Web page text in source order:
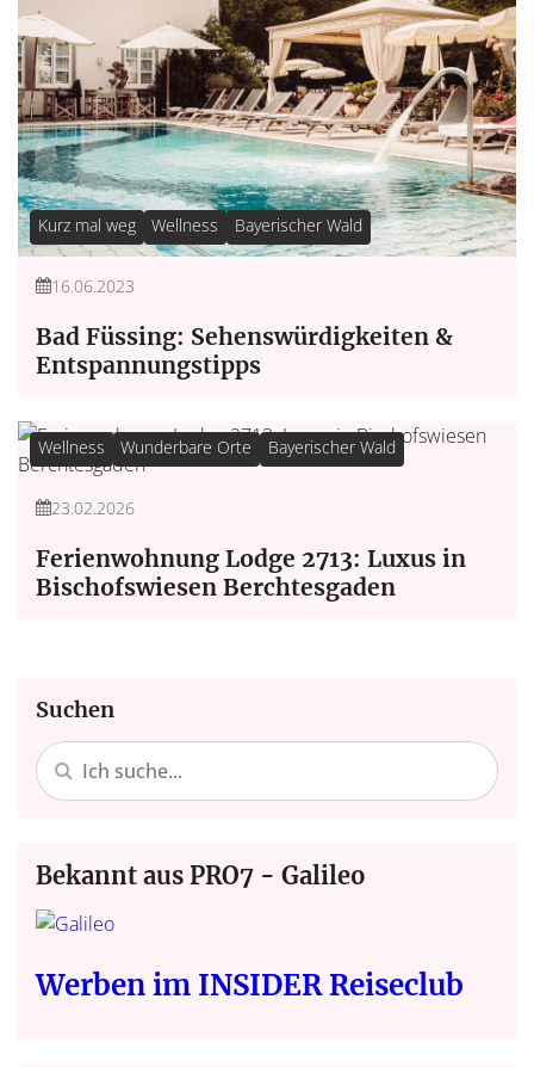
Kurz mal weg Wellness Bayerischer Wald
16.06.2023
Bad Füssing: Sehenswürdigkeiten &
Entspannungstipps
Wellness Wunderbare Orte Bayerischer Wald
23.02.2026
Ferienwohnung Lodge 2713: Luxus in
Bischofswiesen Berchtesgaden
Suchen
Bekannt aus PRO7 - Galileo
Werben im INSIDER Reiseclub